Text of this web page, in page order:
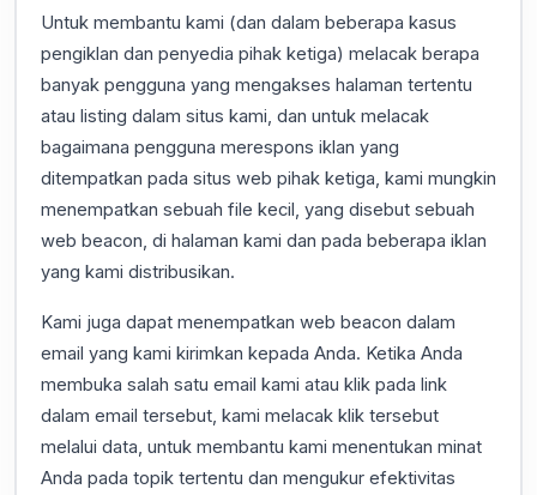
Untuk membantu kami (dan dalam beberapa kasus
pengiklan dan penyedia pihak ketiga) melacak berapa
banyak pengguna yang mengakses halaman tertentu
atau listing dalam situs kami, dan untuk melacak
bagaimana pengguna merespons iklan yang
ditempatkan pada situs web pihak ketiga, kami mungkin
menempatkan sebuah file kecil, yang disebut sebuah
web beacon, di halaman kami dan pada beberapa iklan
yang kami distribusikan.
Kami juga dapat menempatkan web beacon dalam
email yang kami kirimkan kepada Anda. Ketika Anda
membuka salah satu email kami atau klik pada link
dalam email tersebut, kami melacak klik tersebut
melalui data, untuk membantu kami menentukan minat
Anda pada topik tertentu dan mengukur efektivitas